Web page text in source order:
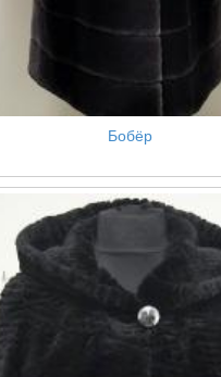
Бобёр